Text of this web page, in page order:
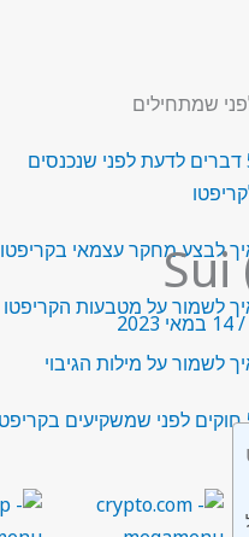
שמתחילים
5 דברים לדעת לפני שנכנסים
לבצע מחקר עצמאי בקריפטו
לשמור על מטבעות הקריפטו
לשמור על מילות הגיבוי
/14 במאי 2023